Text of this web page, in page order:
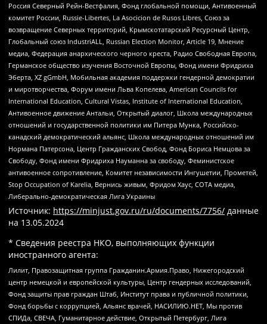
Россия Северный Рейн-Вестфалия, Фонд глобальной помощи, Антивоенный
комитет России, Russie-Libertes, La Asocicion de Rusos Libres, Союз за
возвращение Северных территорий, Крымскотатарский Ресурсный Центр,
Глобальный союз IndustriALL, Russian Election Monitor, Article 19, Мнение
медиа, Федерация анархического черного креста, Радио Свободная Европа,
Германское общество изучения Восточной Европы, Фонд имени Фридриха
Эберта, XZ gGmbH, Мобильная академия поддержки гендерной демократии
и миротворчества, Форум имени Льва Копелева, American Councils for
International Education, Cultural Vistas, Institute of International Education,
Антивоенное движение Антальи, Открытый диалог, Школа международных
отношений и государственной политики им Питера Мунка, Российско-
канадский демократический альянс, Школа международных отношений им
Нормана Патерсона, Центр Гражданских Свобод, Фонд Бориса Немцова за
Свободу, Фонд имени Фридриха Науманна за свободу, Феминистское
антивоенное сопротивление, Комитет независимости Ингушетии, Прометей,
Stop Occupation of Karelia, Вернись живым, Фридом Хаус, СОТА медиа,
Либерально-демократическая Лига Украины
Источник: https://minjust.gov.ru/ru/documents/7756/ данные
на 13.05.2024
* Сведения реестра НКО, выполняющих функции
иностранного агента:
Лилит, Правозащитная группа Гражданин.Армия.Право, Нижегородский
центр немецкой и европейской культуры, Центр гендерных исследований,
Фонд защиты прав граждан Штаб, Институт права и публичной политики,
Фонд борьбы с коррупцией, Альянс врачей, НАСИЛИЮ.НЕТ, Мы против
СПИДа, СВЕЧА, Гуманитарное действие, Открытый Петербург, Лига